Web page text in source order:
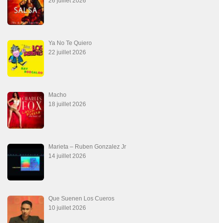
Ya No Te Quiero
22 juillet 2026
Macho
18 juillet 2026
Marieta – Ruben Gonzalez Jr
14 juillet 2026
Que Suenen Los Cueros
10 juillet 2026